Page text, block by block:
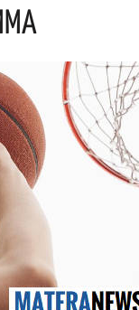
I DETTAGLI